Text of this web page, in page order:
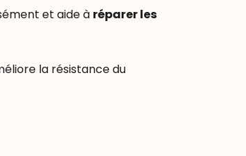
et aide à réparer les
la résistance du